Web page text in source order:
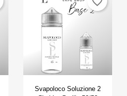
Anteprima
Svapoloco Soluzione 2